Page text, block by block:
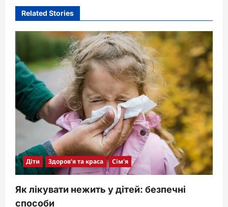
Related Stories
Діти Здоров'я та краса Сім'я
Як лікувати нежить у дітей: безпечні
способи